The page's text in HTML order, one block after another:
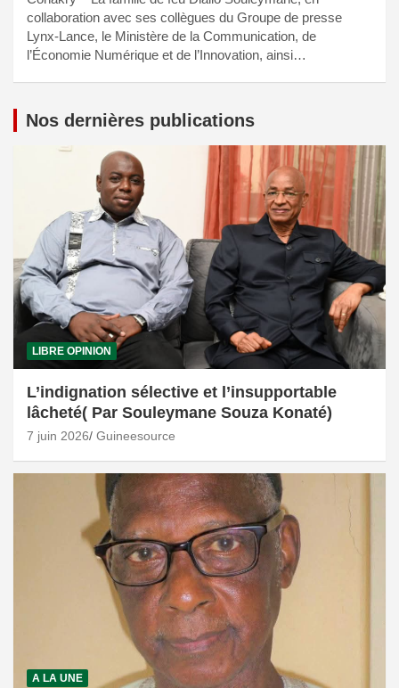
collaboration avec ses collègues du Groupe de presse
Lynx-Lance, le Ministère de la Communication, de
l’Économie Numérique et de l’Innovation, ainsi…
Nos dernières publications
LIBRE OPINION
L’indignation sélective et l’insupportable
lâcheté( Par Souleymane Souza Konaté)
7 juin 2026 Guineesource
A LA UNE